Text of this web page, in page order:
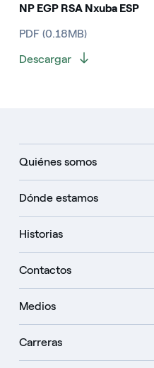
NP EGP RSA Nxuba ESP
PDF (0.18MB)
Descargar
Quiénes somos
Dónde estamos
Historias
Contactos
Medios
Carreras